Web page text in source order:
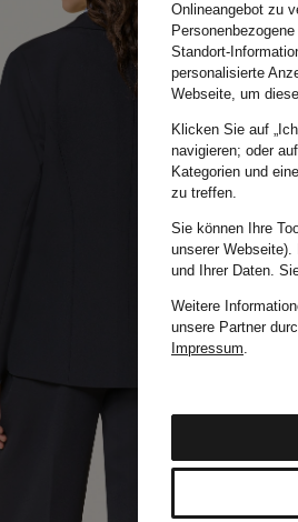
Onlineangebot zu
Standort-
personalisierte
Webseite, um
Klicken Sie auf
navigieren; oder
Kategorien und
zu treffen.
Sie können Ihre
unserer Webseite).
und Ihrer Daten.
Weitere
unsere Partner
Impressum.